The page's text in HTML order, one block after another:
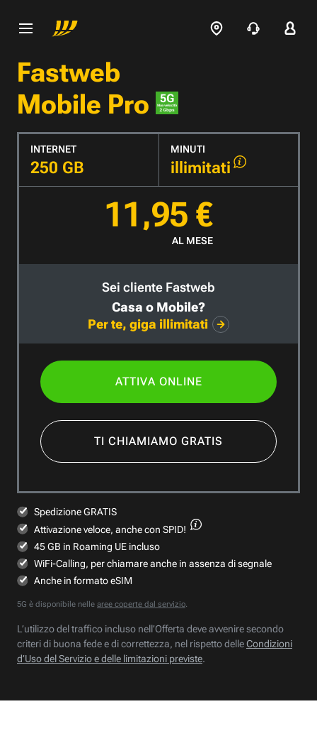
Fastweb
Mobile Pro
INTERNET
250 GB
MINUTI
illimitati
11,95 €
AL MESE
Sei cliente Fastweb
Casa o Mobile?
Per te, giga illimitati
ATTIVA ONLINE
TI CHIAMIAMO GRATIS
Spedizione GRATIS
Attivazione veloce, anche con SPID!
45 GB in Roaming UE incluso
WiFi-Calling, per chiamare anche in assenza di segnale
Anche in formato eSIM
5G è disponibile nelle aree coperte dal servizio.
L’utilizzo del traffico incluso nell’Offerta deve avvenire secondo
criteri di buona fede e di correttezza, nel rispetto delleCondizioni
d’Uso del Servizio e delle limitazioni previste.